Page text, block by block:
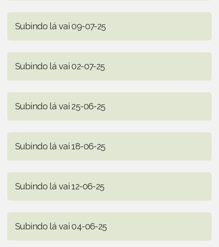
Subindo lá vai 09-07-25
Subindo lá vai 02-07-25
Subindo lá vai 25-06-25
Subindo lá vai 18-06-25
Subindo lá vai 12-06-25
Subindo lá vai 04-06-25